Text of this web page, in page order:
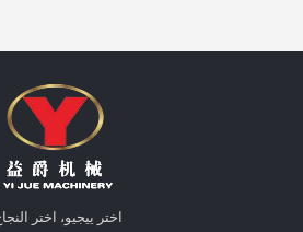
اختر ييجيو، اختر النجاح